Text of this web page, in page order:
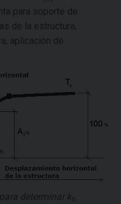
para soporte de
de la estructura,
aplicación de
determinar k h